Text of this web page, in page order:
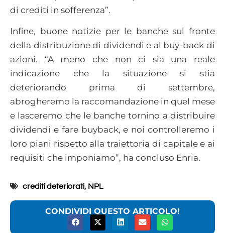
di crediti in sofferenza”.
Infine, buone notizie per le banche sul fronte
della distribuzione di dividendi e al buy-back di
azioni. “A meno che non ci sia una reale
indicazione che la situazione si stia
deteriorando prima di settembre,
abrogheremo la raccomandazione in quel mese
e lasceremo che le banche tornino a distribuire
dividendi e fare buyback, e noi controlleremo i
loro piani rispetto alla traiettoria di capitale e ai
requisiti che imponiamo”, ha concluso Enria.
crediti deteriorati, NPL
CONDIVIDI QUESTO ARTICOLO!